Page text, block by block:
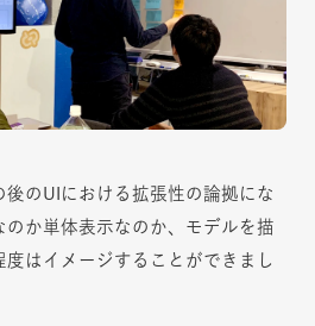
のUIにおける拡張性の論拠にな
のか単体表示なのか、モデルを描
度はイメージすることができまし